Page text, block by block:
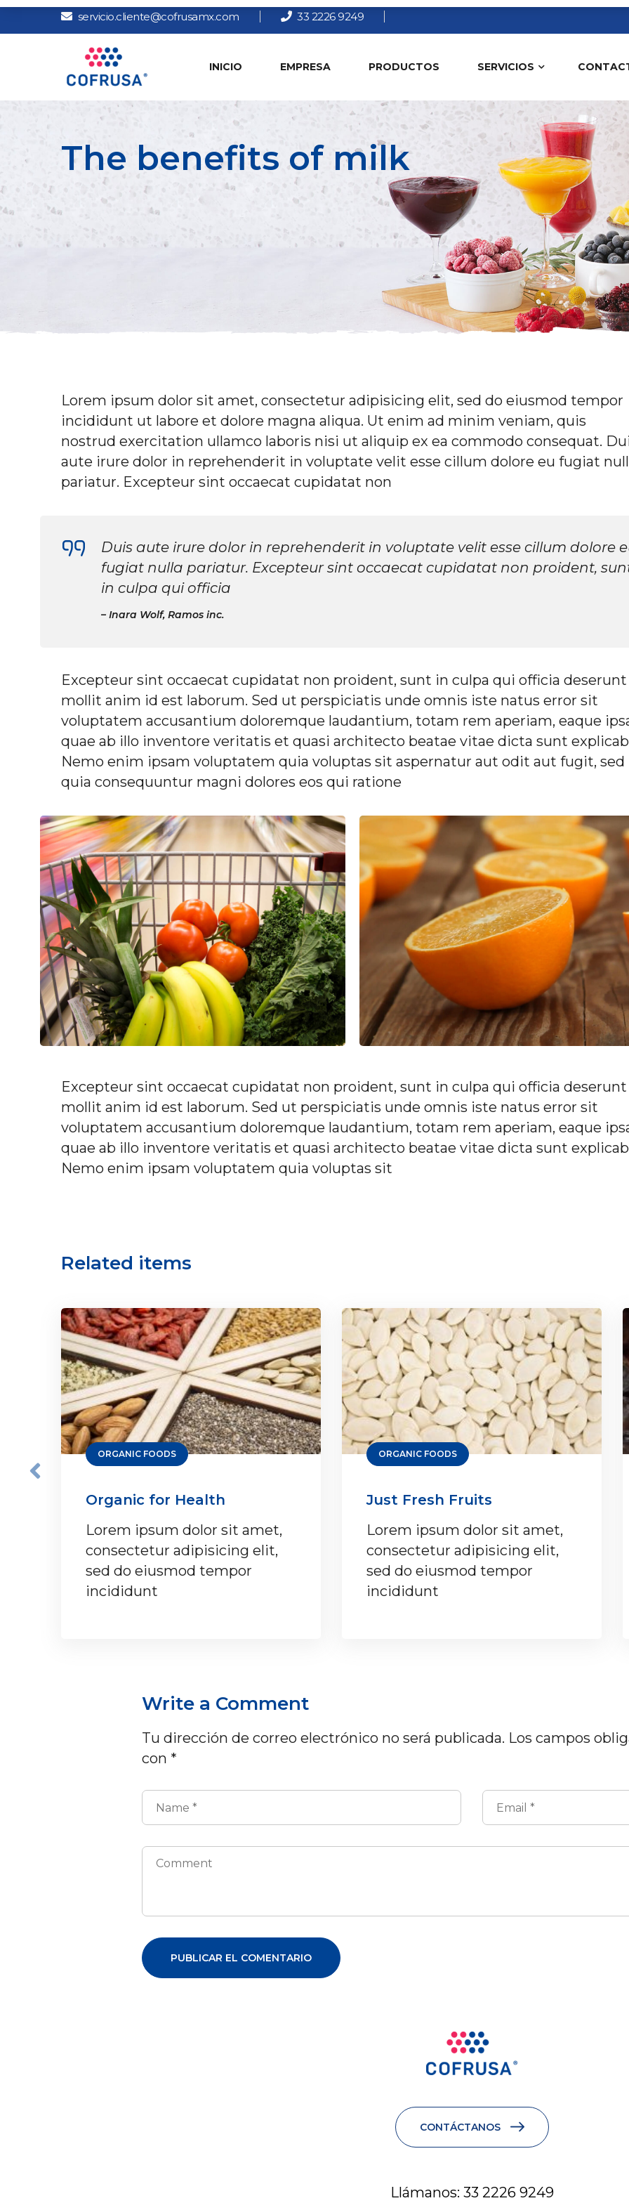
servicio.cliente@cofrusamx.com 33 2226 9249
INICIO EMPRESA PRODUCTOS SERVICIOS
The benefits of milk
Lorem ipsum dolor sit amet, consectetur adipisicing elit, sed do eiusmod tempor
incididunt ut labore et dolore magna aliqua. Ut enim ad minim veniam, quis
nostrud exercitation ullamco laboris nisi ut aliquip ex ea commodo consequat.
aute irure dolor in reprehenderit in voluptate velit esse cillum dolore eu fugiat
pariatur. Excepteur sint occaecat cupidatat non
Duis aute irure dolor in reprehenderit in voluptate velit esse cillum dolore
fugiat nulla pariatur. Excepteur sint occaecat cupidatat non proident,
in culpa qui officia
Inara Wolf, Ramos inc.
Excepteur sint occaecat cupidatat non proident, sunt in culpa qui officia deserunt
mollit anim id est laborum. Sed ut perspiciatis unde omnis iste natus error sit
voluptatem accusantium doloremque laudantium, totam rem aperiam, eaque
quae ab illo inventore veritatis et quasi architecto beatae vitae dicta sunt
Nemo enim ipsam voluptatem quia voluptas sit aspernatur aut odit aut fugit, sed
quia consequuntur magni dolores eos qui ratione
Excepteur sint occaecat cupidatat non proident, sunt in culpa qui officia deserunt
mollit anim id est laborum. Sed ut perspiciatis unde omnis iste natus error sit
voluptatem accusantium doloremque laudantium, totam rem aperiam, eaque
quae ab illo inventore veritatis et quasi architecto beatae vitae dicta sunt
Nemo enim ipsam voluptatem quia voluptas sit
Related items
ORGANIC FOODS
Organic for Health
Lorem ipsum dolor sit amet,
consectetur adipisicing elit,
sed do eiusmod tempor
incididunt
ORGANIC FOODS
Just Fresh Fruits
Lorem ipsum dolor sit amet,
consectetur adipisicing elit,
sed do eiusmod tempor
incididunt
Write a Comment
Tu dirección de correo electrónico no será publicada. Los campos
con *
CONTÁCTANOS
Llámanos: 33 2226 9249